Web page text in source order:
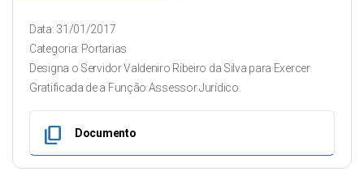
Data: 31/01/2017
Categoria: Portarias
Designa o Servidor Valdeniro Ribeiro da Silva para Exercer
Gratificada de a Função Assessor Jurídico.
content_copy Documento